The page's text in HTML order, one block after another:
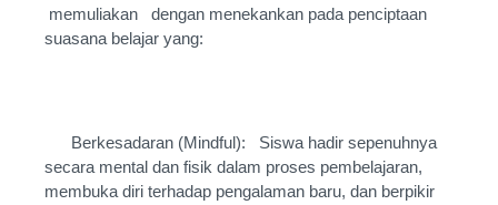
memuliakan dengan menekankan pada penciptaan
suasana belajar yang:
Berkesadaran (Mindful): Siswa hadir sepenuhnya
secara mental dan fisik dalam proses pembelajaran,
membuka diri terhadap pengalaman baru, dan berpikir